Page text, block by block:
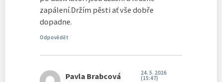
zapálení.Držím pěsti ať vše dobře
dopadne.
Odpovědět
Pavla Brabcová
24. 5. 2026
(15:47)